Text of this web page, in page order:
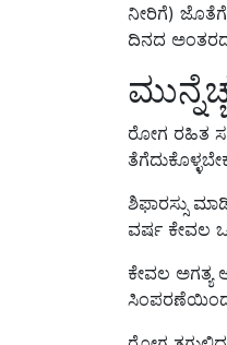
ನೀರಿಗೆ) ಜೊತೆಗೆ
ದಿನದ
ರೋಗ ರಹಿತ
ಶಿಫಾರಸ್ಸು
ವರ್ಷ ಕೇವಲ
ಕೇವಲ ಅಗತ್ಯ
ಸಿಂಪರಣೆಯಿಂದ